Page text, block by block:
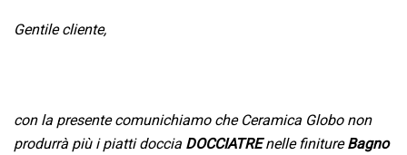
Gentile cliente,
con la presente comunichiamo che Ceramica Globo non
produrrà più i piatti doccia DOCCIATREnelle finitureBagno